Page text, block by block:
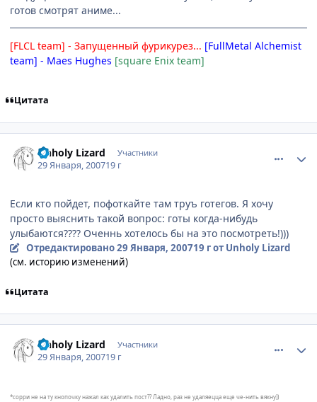
готов смотрят аниме...
[FLCL team] - Запущенный фурикурез... [FullMetal Alchemist
team] - Maes Hughes [square Enix team]
Цитата
Unholy Lizard Участники
29 Января, 200719 г
Если кто пойдет, пофоткайте там труъ готегов. Я хочу
просто выяснить такой вопрос: готы когда-нибудь
улыбаются???? Оченнь хотелось бы на это посмотреть!)))
Отредактировано29 Января, 200719 гот Unholy Lizard
(см. историю изменений)
Цитата
Unholy Lizard Участники
29 Января, 200719 г
*сорри не на ту кнопочку нажал как удалить пост?? Ладно, раз не удаляецца еще че-нить вякну))